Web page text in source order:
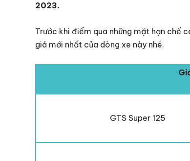
2023.
Trước khi điểm qua những mặt hạn chế
giá mới nhất của dòng xe này nhé.
GTS Super 125